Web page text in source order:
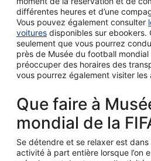
différentes heures et d’une
Vous pouvez également consulter
voitures disponibles sur ebookers.
seulement que vous pourrez
près de Musée du football mondial
préoccuper des horaires des
vous pourrez également visiter les
Que faire à
mondial de la
Se détendre et se relaxer est
activité à part entière lorsque l’on